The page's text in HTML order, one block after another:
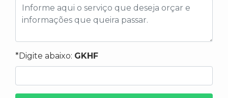
*Digite abaixo: GKHF